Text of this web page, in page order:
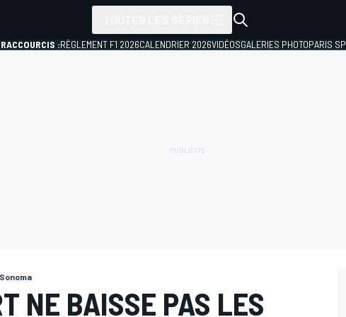
RACCOURCIS :RÈGLEMENT F1 2026CALENDRIER 2026VIDÉOSGALERIES PHOTOPARIS
Sonoma
NE BAISSE PAS LES